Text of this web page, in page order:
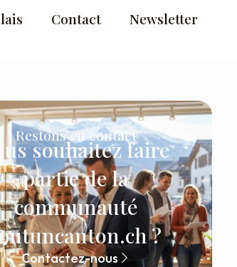
Contact Newsletter
Restons en contact
souhaitez faire
partie de la
communauté
?
Contactez-nous